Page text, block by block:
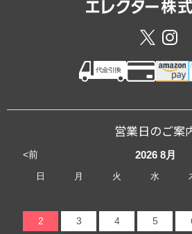
営業日のご案
<前 2026 8月
日 月 火 水
2 3 4 5